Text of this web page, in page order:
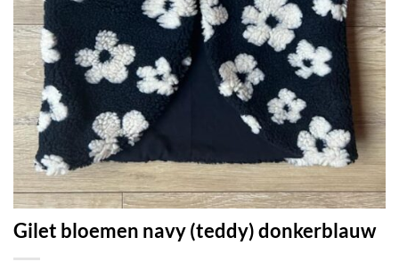
Gilet bloemen navy (teddy) donkerblauw